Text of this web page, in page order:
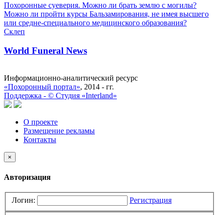
Похоронные суеверия. Можно ли брать землю с могилы?
Можно ли пройти курсы Бальзамирования, не имея высшего
или средне-специального медицинского образования?
Склеп
World Funeral News
Информационно-аналитический ресурс
«Похоронный портал», 2014 - гг.
Поддержка - © Cтудия «Interland»
О проекте
Размещение рекламы
Контакты
×
Авторизация
Логин: Регистрация